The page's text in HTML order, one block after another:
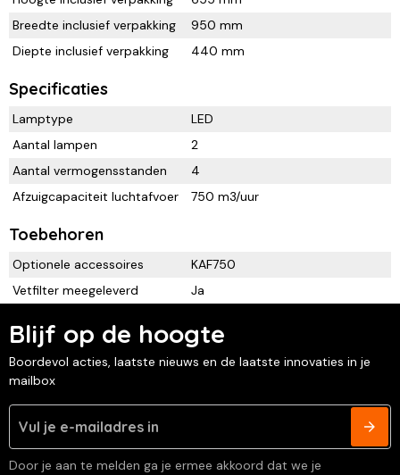
Breedte inclusief verpakking
950 mm
Diepte inclusief verpakking
440 mm
Specificaties
Lamptype
LED
Aantal lampen
2
Aantal vermogensstanden
4
Afzuigcapaciteit luchtafvoer
750 m3/uur
Toebehoren
Optionele accessoires
KAF750
Vetfilter meegeleverd
Ja
Blijf op de hoogte
Boordevol acties, laatste nieuws en de laatste innovaties in je
mailbox
Door je aan te melden ga je ermee akkoord dat we je